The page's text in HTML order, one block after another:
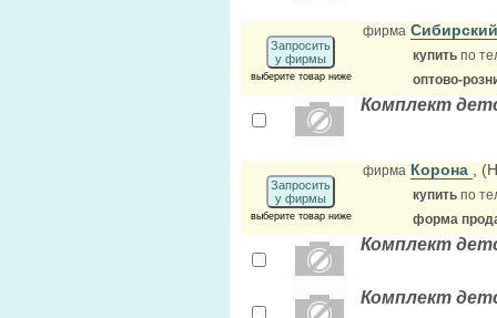
Запросить
у фирмы
выберите товар ниже
фирма
купить по
оптово-
Комплект
Запросить
у фирмы
выберите товар ниже
фирма Корона ,
купить по
форма
Комплект
Комплект